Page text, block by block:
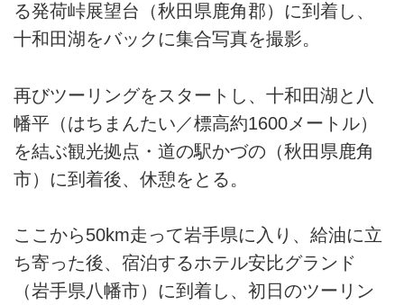
る発荷峠展望台（秋田県鹿角郡）に到着し、
十和田湖をバックに集合写真を撮影。
再びツーリングをスタートし、十和田湖と八
幡平（はちまんたい／標高約1600メートル）
を結ぶ観光拠点・道の駅かづの（秋田県鹿角
市）に到着後、休憩をとる。
ここから50km走って岩手県に入り、給油に立
ち寄った後、宿泊するホテル安比グランド
（岩手県八幡市）に到着し、初日のツーリン